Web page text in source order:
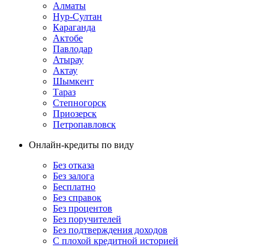
Алматы
Нур-Султан
Караганда
Актобе
Павлодар
Атырау
Актау
Шымкент
Тараз
Степногорск
Приозерск
Петропавловск
Онлайн-кредиты по виду
Без отказа
Без залога
Бесплатно
Без справок
Без процентов
Без поручителей
Без подтверждения доходов
С плохой кредитной историей